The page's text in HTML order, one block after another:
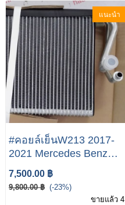
แนะนำ
#คอยล์เย็นW213 2017-
2021 Mercedes Benz
C300 E300 GLC300 A/C
Evaporator Core
A2058309904 OEM A1
7,500.00 ฿
9,800.00 ฿ (-23%)
ขายแล้ว 4